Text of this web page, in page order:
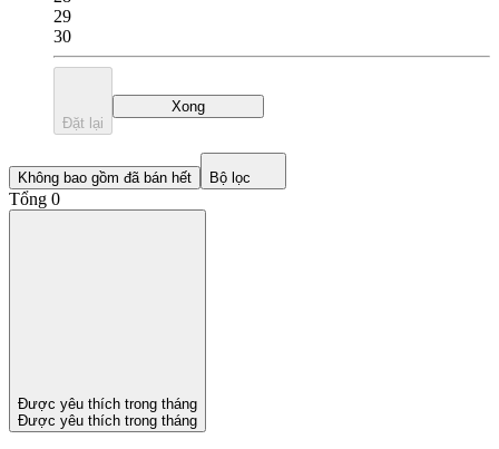
29
30
Đặt lại
Xong
Không bao gồm đã bán hết Bộ lọc
Tổng 0
Được yêu thích trong tháng
Được yêu thích trong tháng